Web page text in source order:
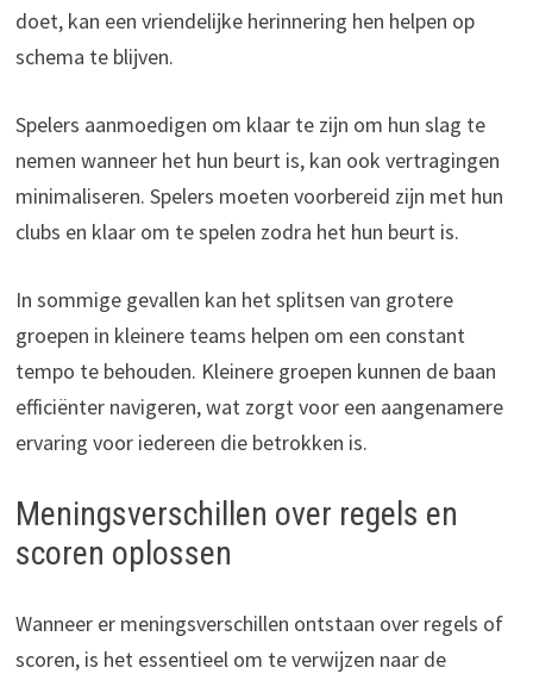
doet, kan een vriendelijke herinnering hen helpen op
schema te blijven.
Spelers aanmoedigen om klaar te zijn om hun slag te
nemen wanneer het hun beurt is, kan ook vertragingen
minimaliseren. Spelers moeten voorbereid zijn met hun
clubs en klaar om te spelen zodra het hun beurt is.
In sommige gevallen kan het splitsen van grotere
groepen in kleinere teams helpen om een constant
tempo te behouden. Kleinere groepen kunnen de baan
efficiënter navigeren, wat zorgt voor een aangenamere
ervaring voor iedereen die betrokken is.
Meningsverschillen over regels en
scoren oplossen
Wanneer er meningsverschillen ontstaan over regels of
scoren, is het essentieel om te verwijzen naar de